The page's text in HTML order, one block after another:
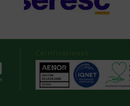
Certificaciones